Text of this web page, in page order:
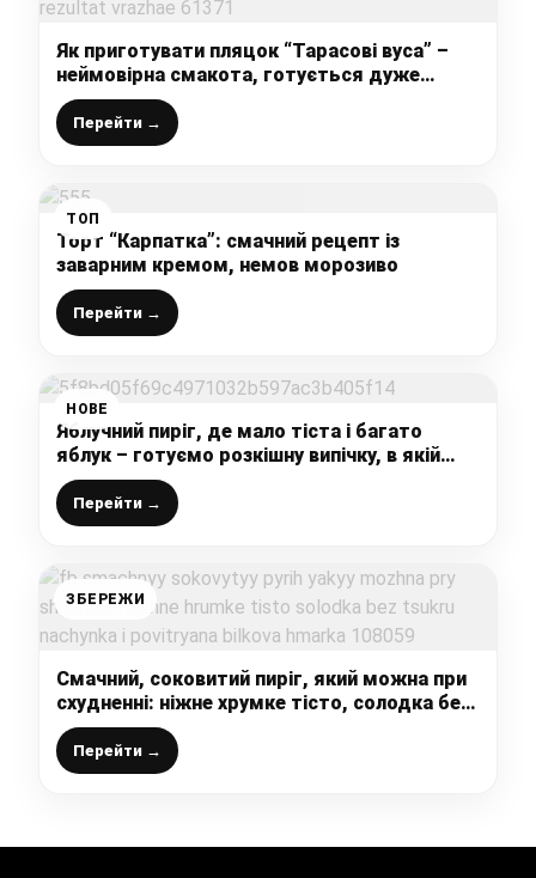
Як приготувати пляцок “Тарасові вуса” –
неймовірна смакота, готується дуже
просто, а результат вражає
Перейти →
ТОП
Торт “Карпатка”: смачний рецепт із
заварним кремом, немов морозиво
Перейти →
НОВЕ
Яблучний пиріг, де мало тіста і багато
яблук – готуємо розкішну випічку, в якій
тісто перетворюється на крем
Перейти →
ЗБЕРЕЖИ
Смачний, соковитий пиріг, який можна при
схудненні: ніжне хрумке тісто, солодка без
цукру начинка, і повітряна білкова хмарка
Перейти →